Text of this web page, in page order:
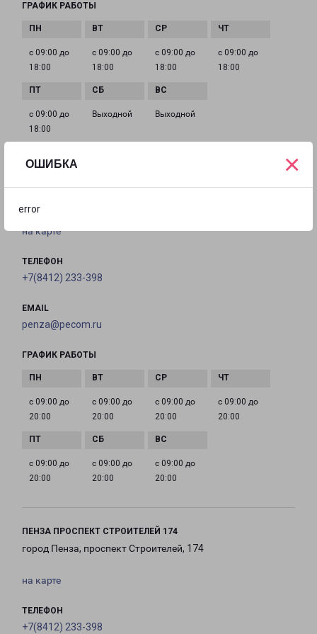
ОШИБКА
error
×
ГРАФИК РАБОТЫ
с 09:00 до
18:00
с 09:00 до
18:00
с 09:00 до
18:00
с 09:00 до
18:00
с 09:00 до
18:00
Выходной Выходной
на карте
ТЕЛЕФОН
+7(8412) 233-398
EMAIL
penza@pecom.ru
ГРАФИК РАБОТЫ
с 09:00 до
20:00
с 09:00 до
20:00
с 09:00 до
20:00
с 09:00 до
20:00
с 09:00 до
20:00
с 09:00 до
20:00
с 09:00 до
20:00
ПЕНЗА ПРОСПЕКТ СТРОИТЕЛЕЙ 174
город Пенза, проспект Строителей, 174
на карте
ТЕЛЕФОН
+7(8412) 233-398